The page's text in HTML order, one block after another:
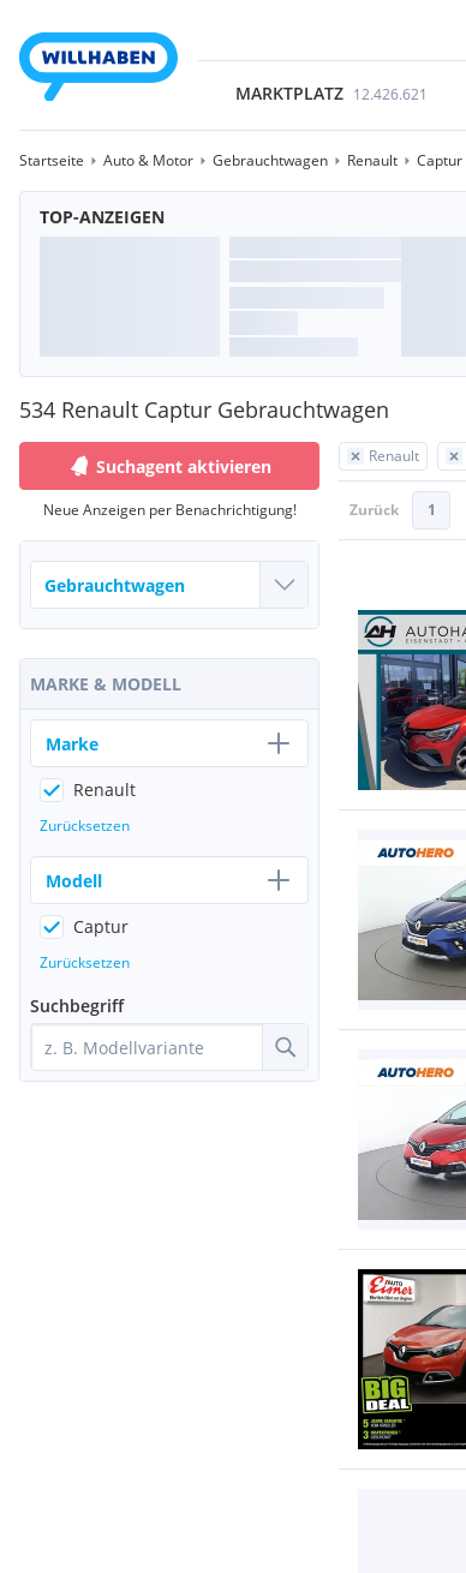
MARKTPLATZ 12.426.621
Startseite Auto & Motor Gebrauchtwagen Renault Captur
TOP-ANZEIGEN
534 Renault Captur Gebrauchtwagen
Renault
Zurück 1
Suchagent aktivieren
Neue Anzeigen per Benachrichtigung!
MARKE & MODELL
Marke
Renault
Zurücksetzen
Modell
Captur
Zurücksetzen
Suchbegriff